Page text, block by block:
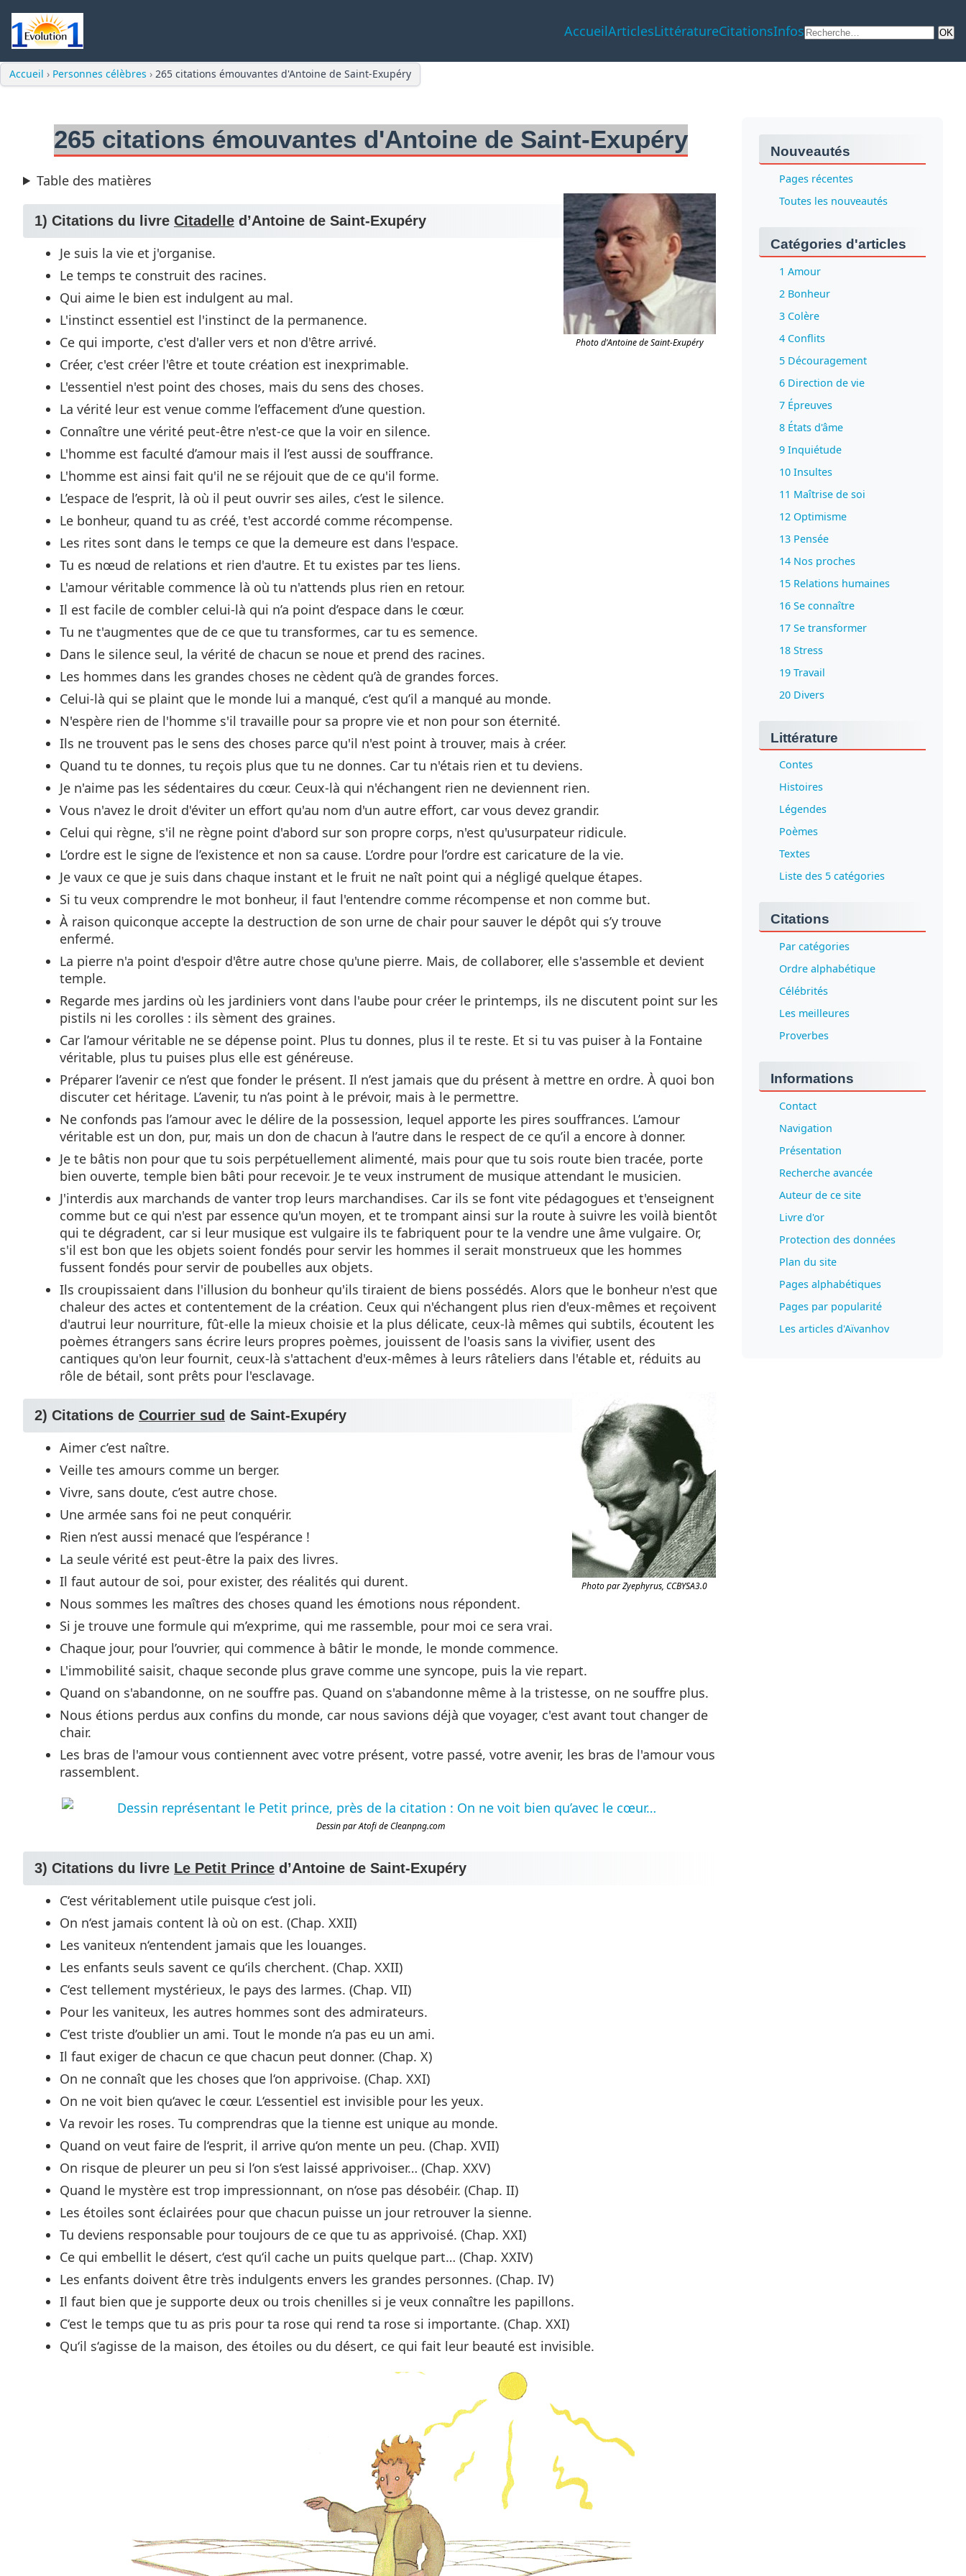
AccueilArticlesLittératureCitationsInfos
Accueil › Personnes célèbres › 265 citations émouvantes d'Antoine de Saint-Exupéry
265 citations émouvantes d'Antoine de Saint-Exupéry
Table des matières
Photo d'Antoine de Saint-Exupéry
1) Citations du livre Citadelle d’Antoine de Saint-Exupéry
Je suis la vie et j'organise.
Le temps te construit des racines.
Qui aime le bien est indulgent au mal.
L'instinct essentiel est l'instinct de la permanence.
Ce qui importe, c'est d'aller vers et non d'être arrivé.
Créer, c'est créer l'être et toute création est inexprimable.
L'essentiel n'est point des choses, mais du sens des choses.
La vérité leur est venue comme l’effacement d’une question.
Connaître une vérité peut-être n'est-ce que la voir en silence.
L'homme est faculté d’amour mais il l’est aussi de souffrance.
L'homme est ainsi fait qu'il ne se réjouit que de ce qu'il forme.
L’espace de l’esprit, là où il peut ouvrir ses ailes, c’est le silence.
Le bonheur, quand tu as créé, t'est accordé comme récompense.
Les rites sont dans le temps ce que la demeure est dans l'espace.
Tu es nœud de relations et rien d'autre. Et tu existes par tes liens.
L'amour véritable commence là où tu n'attends plus rien en retour.
Il est facile de combler celui-là qui n’a point d’espace dans le cœur.
Tu ne t'augmentes que de ce que tu transformes, car tu es semence.
Dans le silence seul, la vérité de chacun se noue et prend des racines.
Les hommes dans les grandes choses ne cèdent qu’à de grandes forces.
Celui-là qui se plaint que le monde lui a manqué, c’est qu’il a manqué au monde.
N'espère rien de l'homme s'il travaille pour sa propre vie et non pour son éternité.
Ils ne trouvent pas le sens des choses parce qu'il n'est point à trouver, mais à créer.
Quand tu te donnes, tu reçois plus que tu ne donnes. Car tu n'étais rien et tu deviens.
Je n'aime pas les sédentaires du cœur. Ceux-là qui n'échangent rien ne deviennent rien.
Vous n'avez le droit d'éviter un effort qu'au nom d'un autre effort, car vous devez grandir.
Celui qui règne, s'il ne règne point d'abord sur son propre corps, n'est qu'usurpateur ridicule.
L’ordre est le signe de l’existence et non sa cause. L’ordre pour l’ordre est caricature de la vie.
Je vaux ce que je suis dans chaque instant et le fruit ne naît point qui a négligé quelque étapes.
Si tu veux comprendre le mot bonheur, il faut l'entendre comme récompense et non comme but.
À raison quiconque accepte la destruction de son urne de chair pour sauver le dépôt qui s’y trouve
enfermé.
La pierre n'a point d'espoir d'être autre chose qu'une pierre. Mais, de collaborer, elle s'assemble et devient
temple.
Regarde mes jardins où les jardiniers vont dans l'aube pour créer le printemps, ils ne discutent point sur les
pistils ni les corolles : ils sèment des graines.
Car l’amour véritable ne se dépense point. Plus tu donnes, plus il te reste. Et si tu vas puiser à la Fontaine
véritable, plus tu puises plus elle est généreuse.
Préparer l’avenir ce n’est que fonder le présent. Il n’est jamais que du présent à mettre en ordre. À quoi bon
discuter cet héritage. L’avenir, tu n’as point à le prévoir, mais à le permettre.
Ne confonds pas l’amour avec le délire de la possession, lequel apporte les pires souffrances. L’amour
véritable est un don, pur, mais un don de chacun à l’autre dans le respect de ce qu’il a encore à donner.
Je te bâtis non pour que tu sois perpétuellement alimenté, mais pour que tu sois route bien tracée, porte
bien ouverte, temple bien bâti pour recevoir. Je te veux instrument de musique attendant le musicien.
J'interdis aux marchands de vanter trop leurs marchandises. Car ils se font vite pédagogues et t'enseignent
comme but ce qui n'est par essence qu'un moyen, et te trompant ainsi sur la route à suivre les voilà bientôt
qui te dégradent, car si leur musique est vulgaire ils te fabriquent pour te la vendre une âme vulgaire. Or,
s'il est bon que les objets soient fondés pour servir les hommes il serait monstrueux que les hommes
fussent fondés pour servir de poubelles aux objets.
Ils croupissaient dans l'illusion du bonheur qu'ils tiraient de biens possédés. Alors que le bonheur n'est que
chaleur des actes et contentement de la création. Ceux qui n'échangent plus rien d'eux-mêmes et reçoivent
d'autrui leur nourriture, fût-elle la mieux choisie et la plus délicate, ceux-là mêmes qui subtils, écoutent les
poèmes étrangers sans écrire leurs propres poèmes, jouissent de l'oasis sans la vivifier, usent des
cantiques qu'on leur fournit, ceux-là s'attachent d'eux-mêmes à leurs râteliers dans l'étable et, réduits au
rôle de bétail, sont prêts pour l'esclavage.
Photo par Zyephyrus, CCBYSA3.0
2) Citations de Courrier sud de Saint-Exupéry
Aimer c’est naître.
Veille tes amours comme un berger.
Vivre, sans doute, c’est autre chose.
Une armée sans foi ne peut conquérir.
Rien n’est aussi menacé que l’espérance !
La seule vérité est peut-être la paix des livres.
Il faut autour de soi, pour exister, des réalités qui durent.
Nous sommes les maîtres des choses quand les émotions nous répondent.
Si je trouve une formule qui m’exprime, qui me rassemble, pour moi ce sera vrai.
Chaque jour, pour l’ouvrier, qui commence à bâtir le monde, le monde commence.
L'immobilité saisit, chaque seconde plus grave comme une syncope, puis la vie repart.
Quand on s'abandonne, on ne souffre pas. Quand on s'abandonne même à la tristesse, on ne souffre plus.
Nous étions perdus aux confins du monde, car nous savions déjà que voyager, c'est avant tout changer de
chair.
Les bras de l'amour vous contiennent avec votre présent, votre passé, votre avenir, les bras de l'amour vous
rassemblent.
Dessin par Atofi de Cleanpng.com
3) Citations du livre Le Petit Prince d’Antoine de Saint-Exupéry
C‘est véritablement utile puisque c‘est joli.
On n‘est jamais content là où on est. (Chap. XXII)
Les vaniteux n‘entendent jamais que les louanges.
Les enfants seuls savent ce qu‘ils cherchent. (Chap. XXII)
C‘est tellement mystérieux, le pays des larmes. (Chap. VII)
Pour les vaniteux, les autres hommes sont des admirateurs.
C’est triste d’oublier un ami. Tout le monde n’a pas eu un ami.
Il faut exiger de chacun ce que chacun peut donner. (Chap. X)
On ne connaît que les choses que l‘on apprivoise. (Chap. XXI)
On ne voit bien qu‘avec le cœur. L‘essentiel est invisible pour les yeux.
Va revoir les roses. Tu comprendras que la tienne est unique au monde.
Quand on veut faire de l‘esprit, il arrive qu‘on mente un peu. (Chap. XVII)
On risque de pleurer un peu si l‘on s‘est laissé apprivoiser… (Chap. XXV)
Quand le mystère est trop impressionnant, on n‘ose pas désobéir. (Chap. II)
Les étoiles sont éclairées pour que chacun puisse un jour retrouver la sienne.
Tu deviens responsable pour toujours de ce que tu as apprivoisé. (Chap. XXI)
Ce qui embellit le désert, c‘est qu‘il cache un puits quelque part… (Chap. XXIV)
Les enfants doivent être très indulgents envers les grandes personnes. (Chap. IV)
Il faut bien que je supporte deux ou trois chenilles si je veux connaître les papillons.
C‘est le temps que tu as pris pour ta rose qui rend ta rose si importante. (Chap. XXI)
Qu‘il s‘agisse de la maison, des étoiles ou du désert, ce qui fait leur beauté est invisible.
Nouveautés
Pages récentes
Toutes les nouveautés
Catégories d'articles
1 Amour
2 Bonheur
3 Colère
4 Conflits
5 Découragement
6 Direction de vie
7 Épreuves
8 États d'âme
9 Inquiétude
10 Insultes
11 Maîtrise de soi
12 Optimisme
13 Pensée
14 Nos proches
15 Relations humaines
16 Se connaître
17 Se transformer
18 Stress
19 Travail
20 Divers
Littérature
Contes
Histoires
Légendes
Poèmes
Textes
Liste des 5 catégories
Citations
Par catégories
Ordre alphabétique
Célébrités
Les meilleures
Proverbes
Informations
Contact
Navigation
Présentation
Recherche avancée
Auteur de ce site
Livre d'or
Protection des données
Plan du site
Pages alphabétiques
Pages par popularité
Les articles d'Aïvanhov